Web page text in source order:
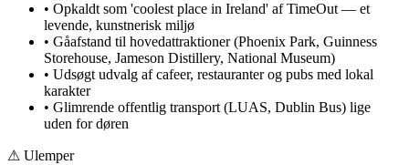
• Opkaldt som 'coolest place in Ireland' af TimeOut — et
levende, kunstnerisk miljø
• Gåafstand til hovedattraktioner (Phoenix Park, Guinness
Storehouse, Jameson Distillery, National Museum)
• Udsøgt udvalg af cafeer, restauranter og pubs med lokal
karakter
• Glimrende offentlig transport (LUAS, Dublin Bus) lige
uden for døren
⚠ Ulemper